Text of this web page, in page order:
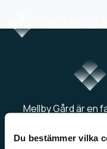
Du bestämmer vilka
Mellby Gård är en